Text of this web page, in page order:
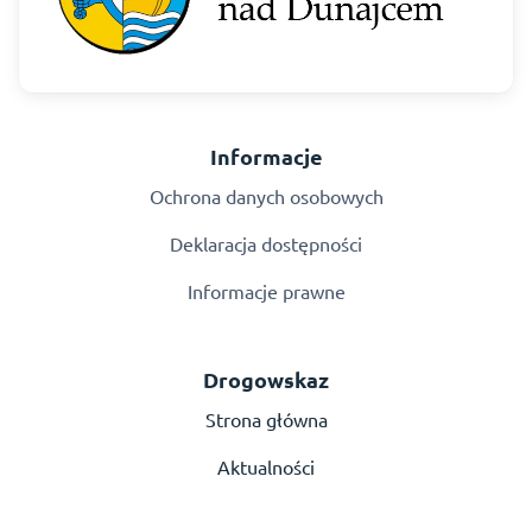
Informacje
Ochrona danych osobowych
Deklaracja dostępności
Informacje prawne
Drogowskaz
Strona główna
Aktualności